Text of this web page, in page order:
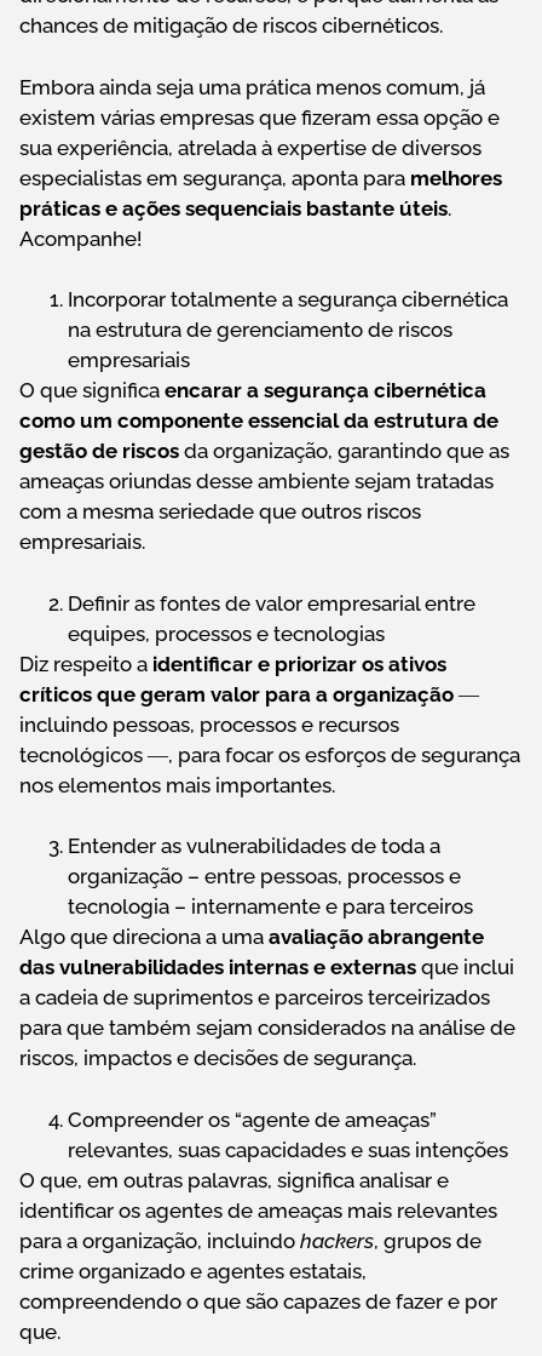
chances de mitigação de riscos cibernéticos.
Embora ainda seja uma prática menos comum, já
existem várias empresas que fizeram essa opção e
sua experiência, atrelada à expertise de diversos
especialistas em segurança, aponta para melhores
práticas e ações sequenciais bastante úteis.
Acompanhe!
Incorporar totalmente a segurança cibernética
na estrutura de gerenciamento de riscos
empresariais
O que significa encarar a segurança cibernética
como um componente essencial da estrutura de
gestão de riscos da organização, garantindo que as
ameaças oriundas desse ambiente sejam tratadas
com a mesma seriedade que outros riscos
empresariais.
Definir as fontes de valor empresarial entre
equipes, processos e tecnologias
Diz respeito a identificar e priorizar os ativos
críticos que geram valor para a organização ―
incluindo pessoas, processos e recursos
tecnológicos ―, para focar os esforços de segurança
nos elementos mais importantes.
Entender as vulnerabilidades de toda a
organização – entre pessoas, processos e
tecnologia – internamente e para terceiros
Algo que direciona a uma avaliação abrangente
das vulnerabilidades internas e externas que inclui
a cadeia de suprimentos e parceiros terceirizados
para que também sejam considerados na análise de
riscos, impactos e decisões de segurança.
Compreender os “agente de ameaças”
relevantes, suas capacidades e suas intenções
O que, em outras palavras, significa analisar e
identificar os agentes de ameaças mais relevantes
para a organização, incluindo hackers, grupos de
crime organizado e agentes estatais,
compreendendo o que são capazes de fazer e por
que.